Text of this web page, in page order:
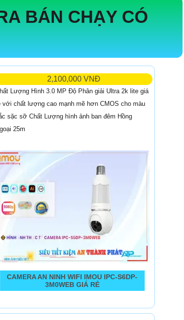
BÁN CHẠY CÓ
CAMERA AN NINH WIFI IMOU IPC-S6DP-
3M0WEB GIÁ RẺ
2,100,000 VNĐ
Lượng Hình 3.0 MP Độ Phân giải Ultra 2k lite giá
với chất lượng cao mạnh mẽ hơn CMOS cho màu
sặc sỡ Chất Lượng hình ảnh ban đêm Hồng
25m